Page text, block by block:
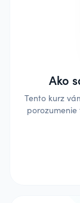
Ako
Tento kurz